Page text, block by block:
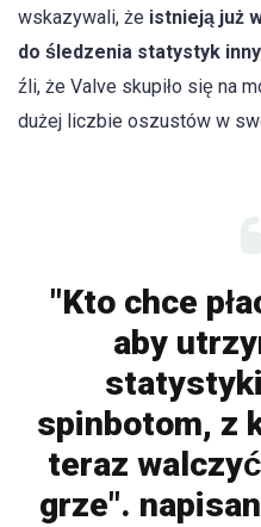
wskazywali, że istnieją już
do śledzenia statystyk
źli, że Valve skupiło się na
dużej liczbie oszustów w
"Kto chce
aby
spinbotom, z
teraz
grze".